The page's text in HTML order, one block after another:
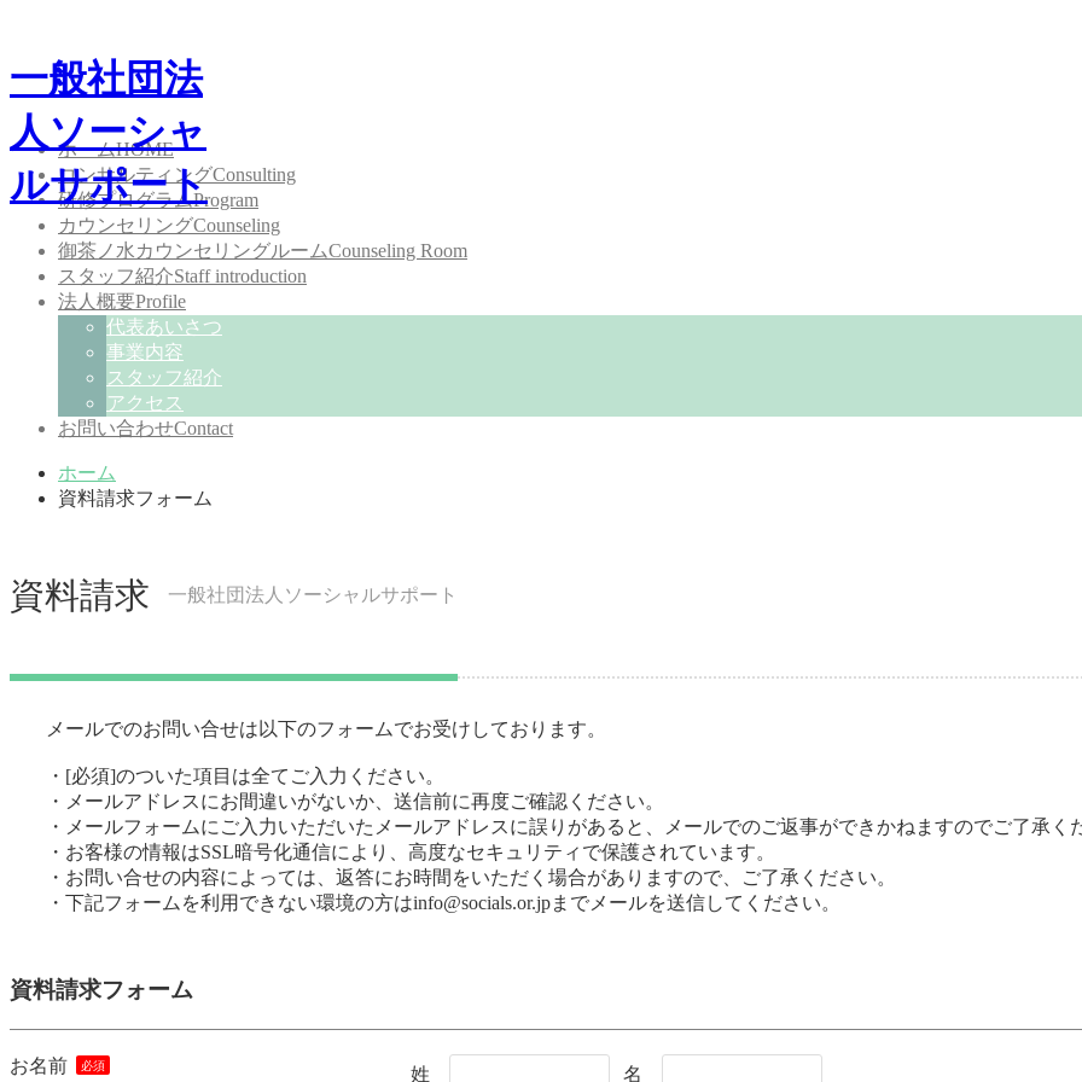
一般社団法
人ソーシャ
ルサポート
ホームHOME
コンサルティングConsulting
研修プログラムProgram
カウンセリングCounseling
御茶ノ水カウンセリングルームCounseling Room
スタッフ紹介Staff introduction
法人概要Profile
代表あいさつ
事業内容
スタッフ紹介
アクセス
お問い合わせContact
ホーム
資料請求フォーム
資料請求 一般社団法人ソーシャルサポート
メールでのお問い合せは以下のフォームでお受けしております。
・[必須]のついた項目は全てご入力ください。
・メールアドレスにお間違いがないか、送信前に再度ご確認ください。
・メールフォームにご入力いただいたメールアドレスに誤りがあると、メールでのご返事ができかねますのでご了承く
・お客様の情報はSSL暗号化通信により、高度なセキュリティで保護されています。
・お問い合せの内容によっては、返答にお時間をいただく場合がありますので、ご了承ください。
・下記フォームを利用できない環境の方はinfo@socials.or.jpまでメールを送信してください。
資料請求フォーム
お名前 姓 名